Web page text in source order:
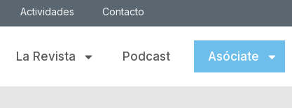
Actividades Contacto
La Revista Podcast Asóciate